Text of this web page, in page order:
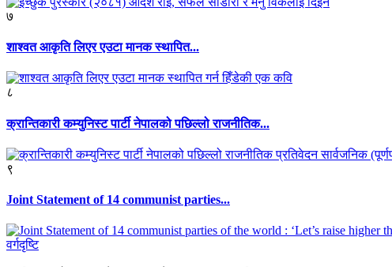
७
शाश्वत आकृति लिएर एउटा मानक स्थापित...
८
क्रान्तिकारी कम्युनिस्ट पार्टी नेपालको पछिल्लो राजनीतिक...
९
Joint Statement of 14 communist parties...
वर्गदृष्टि